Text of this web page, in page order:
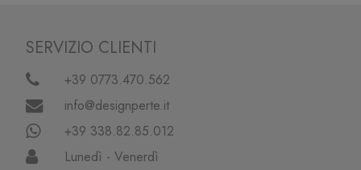
SERVIZIO CLIENTI
+39 0773.470.562
info@designperte.it
+39 338.82.85.012
Lunedì - Venerdì